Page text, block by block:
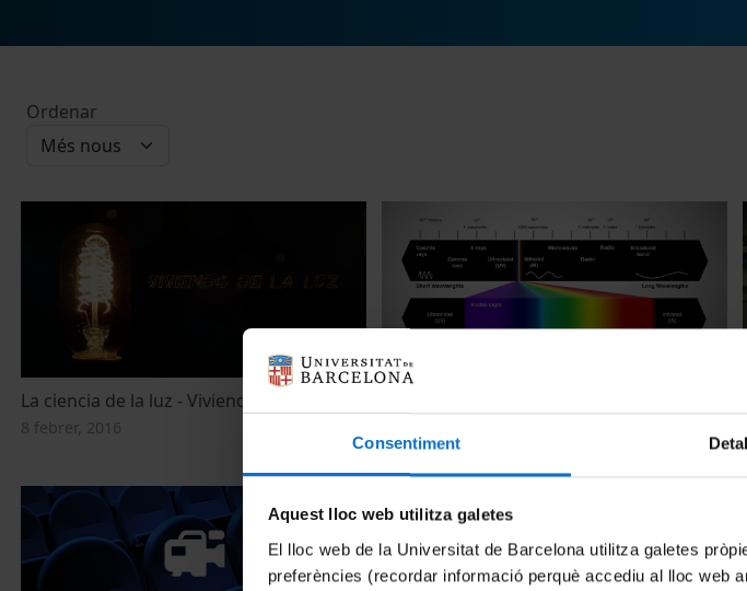
Consentiment
Aquest lloc web utilitza galetes
El lloc web de la Universitat de Barcelona utilitza galetes
preferències (recordar informació perquè accediu al lloc web
Ordenar
La ciencia de la luz - Viviendo de la luz
8 febrer, 2016